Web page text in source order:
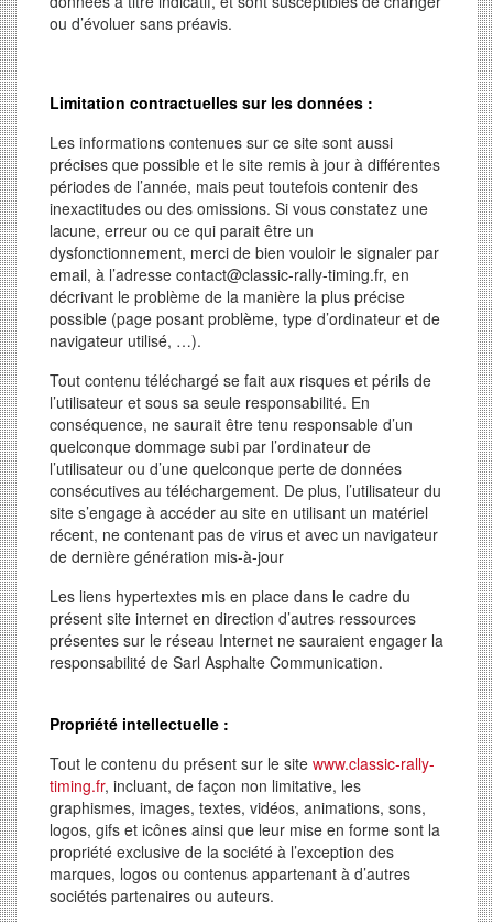
ou d’évoluer sans préavis.
Limitation contractuelles sur les données :
Les informations contenues sur ce site sont aussi
précises que possible et le site remis à jour à différentes
périodes de l’année, mais peut toutefois contenir des
inexactitudes ou des omissions. Si vous constatez une
lacune, erreur ou ce qui parait être un
dysfonctionnement, merci de bien vouloir le signaler par
email, à l’adresse contact@classic-rally-timing.fr, en
décrivant le problème de la manière la plus précise
possible (page posant problème, type d’ordinateur et de
navigateur utilisé, …).
Tout contenu téléchargé se fait aux risques et périls de
l’utilisateur et sous sa seule responsabilité. En
conséquence, ne saurait être tenu responsable d’un
quelconque dommage subi par l’ordinateur de
l’utilisateur ou d’une quelconque perte de données
consécutives au téléchargement. De plus, l’utilisateur du
site s’engage à accéder au site en utilisant un matériel
récent, ne contenant pas de virus et avec un navigateur
de dernière génération mis-à-jour
Les liens hypertextes mis en place dans le cadre du
présent site internet en direction d’autres ressources
présentes sur le réseau Internet ne sauraient engager la
responsabilité de Sarl Asphalte Communication.
Propriété intellectuelle :
Tout le contenu du présent sur le site www.classic-rally-
timing.fr, incluant, de façon non limitative, les
graphismes, images, textes, vidéos, animations, sons,
logos, gifs et icônes ainsi que leur mise en forme sont la
propriété exclusive de la société à l’exception des
marques, logos ou contenus appartenant à d’autres
sociétés partenaires ou auteurs.